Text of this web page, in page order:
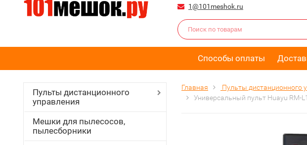
1@101meshok.ru
Способы оплаты
Пульты дистанционного
управления
Мешки для пылесосов,
пылесборники
Главная Пульты дистанционного
Универсальный пульт Huayu RM-